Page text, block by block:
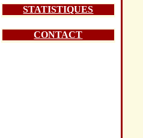
STATISTIQUES
CONTACT